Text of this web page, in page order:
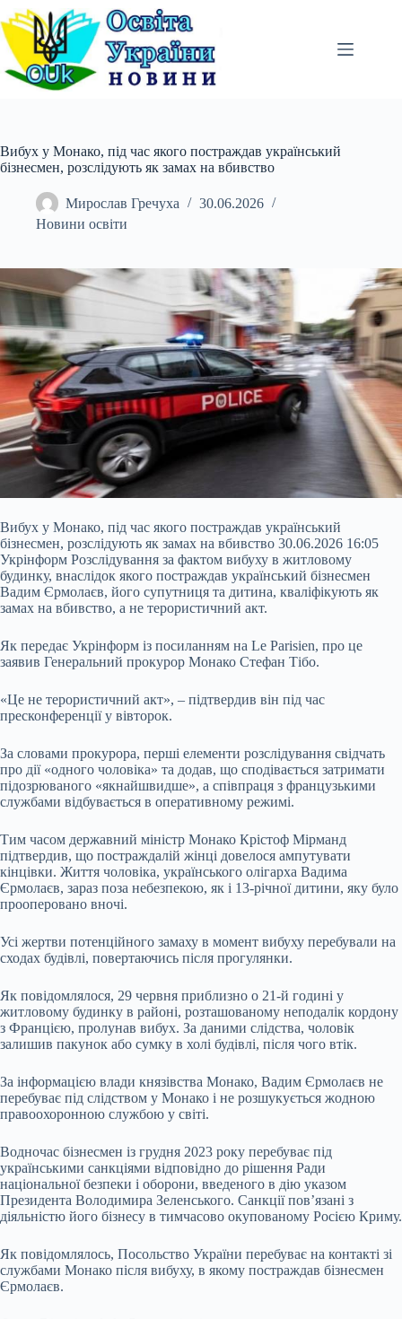
Перейти
до
вмісту
Вибух у Монако, під час якого постраждав український
бізнесмен, розслідують як замах на вбивство
Мирослав Гречуха
30.06.2026
Новини освіти
Вибух у Монако, під час якого постраждав український
бізнесмен, розслідують як замах на вбивство 30.06.2026 16:05
Укрінформ Розслідування за фактом вибуху в житловому
будинку, внаслідок якого постраждав український бізнесмен
Вадим Єрмолаєв, його супутниця та дитина, кваліфікують як
замах на вбивство, а не терористичний акт.
Як передає Укрінформ із посиланням на Le Parisien, про це
заявив Генеральний прокурор Монако Стефан Тібо.
«Це не терористичний акт», – підтвердив він під час
пресконференції у вівторок.
За словами прокурора, перші елементи розслідування свідчать
про дії «одного чоловіка» та додав, що сподівається затримати
підозрюваного «якнайшвидше», а співпраця з французькими
службами відбувається в оперативному режимі.
Тим часом державний міністр Монако Крістоф Мірманд
підтвердив, що постраждалій жінці довелося ампутувати
кінцівки. Життя чоловіка, українського олігарха Вадима
Єрмолаєв, зараз поза небезпекою, як і 13-річної дитини, яку було
прооперовано вночі.
Усі жертви потенційного замаху в момент вибуху перебували на
сходах будівлі, повертаючись після прогулянки.
Як повідомлялося, 29 червня приблизно о 21-й годині у
житловому будинку в районі, розташованому неподалік кордону
з Францією, пролунав вибух. За даними слідства, чоловік
залишив пакунок або сумку в холі будівлі, після чого втік.
За інформацією влади князівства Монако, Вадим Єрмолаєв не
перебуває під слідством у Монако і не розшукується жодною
правоохоронною службою у світі.
Водночас бізнесмен із грудня 2023 року перебуває під
українськими санкціями відповідно до рішення Ради
національної безпеки і оборони, введеного в дію указом
Президента Володимира Зеленського. Санкції пов’язані з
діяльністю його бізнесу в тимчасово окупованому Росією Криму.
Як повідомлялось, Посольство України перебуває на контакті зі
службами Монако після вибуху, в якому постраждав бізнесмен
Єрмолаєв.